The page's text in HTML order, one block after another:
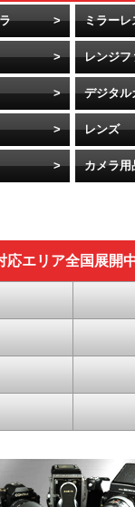
ミラーレ
レンジフ
デジタル
レンズ
カメラ用
応エリア全国展開